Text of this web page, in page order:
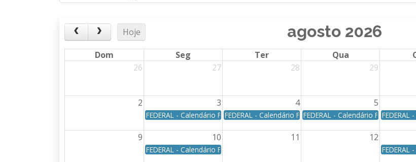
Hoje agosto 2026
Dom Seg Ter Qua
26
27 28 29
2 3 4 5
FEDERAL - Calendário Federal - Data de vencimento: Dia 03/08/2026 - Segunda-
FEDERAL - Calendário Federal - Data de vencimento: Dia
FEDERAL - Calendário Federal -
9 10 11 12
FEDERAL - Calendário Federal - Data de vencimento: Dia 10/08/2026 - Segunda-